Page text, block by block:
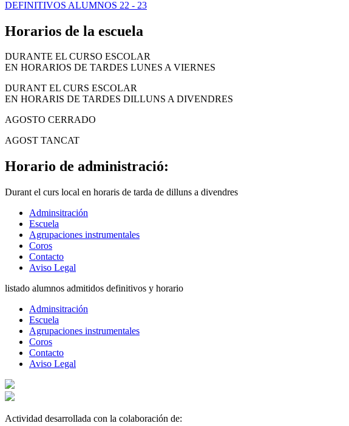
DEFINITIVOS ALUMNOS 22 - 23
Horarios de la escuela
DURANTE EL CURSO ESCOLAR
EN HORARIOS DE TARDES LUNES A VIERNES
DURANT EL CURS ESCOLAR
EN HORARIS DE TARDES DILLUNS A DIVENDRES
AGOSTO CERRADO
AGOST TANCAT
Horario de administració:
Durant el curs local en horaris de tarda de dilluns a divendres
Adminsitración
Escuela
Agrupaciones instrumentales
Coros
Contacto
Aviso Legal
listado alumnos admitidos definitivos y horario
Adminsitración
Escuela
Agrupaciones instrumentales
Coros
Contacto
Aviso Legal
Actividad desarrollada con la colaboración de: